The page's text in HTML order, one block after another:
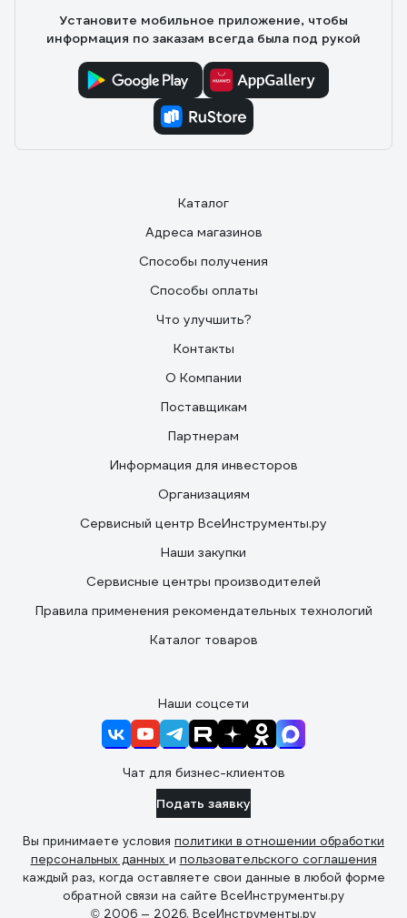
Установите мобильное приложение, чтобы
информация по заказам всегда была под рукой
Каталог
Адреса магазинов
Способы получения
Способы оплаты
Что улучшить?
Контакты
О Компании
Поставщикам
Партнерам
Информация для инвесторов
Организациям
Сервисный центр ВсеИнструменты.ру
Наши закупки
Сервисные центры производителей
Правила применения рекомендательных технологий
Каталог товаров
Наши соцсети
Чат для бизнес-клиентов
Подать заявку
Вы принимаете условия политики в отношении обработки
персональных данных и пользовательского соглашения
каждый раз, когда оставляете свои данные в любой форме
обратной связи на сайте ВсеИнструменты.ру
© 2006 — 2026. ВсеИнструменты.ру